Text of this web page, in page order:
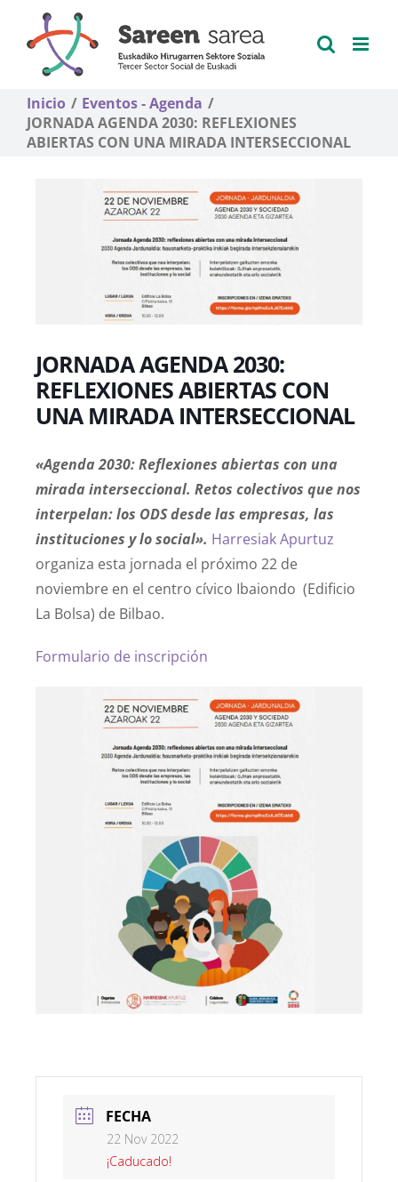
contenido
Inicio
Eventos - Agenda
JORNADA AGENDA 2030: REFLEXIONES
ABIERTAS CON UNA MIRADA INTERSECCIONAL
JORNADA AGENDA 2030:
REFLEXIONES ABIERTAS CON
UNA MIRADA INTERSECCIONAL
«Agenda 2030: Reflexiones abiertas con una
mirada interseccional. Retos colectivos que nos
interpelan: los ODS desde las empresas, las
instituciones y lo social». Harresiak Apurtuz
organiza esta jornada el próximo 22 de
noviembre en el centro cívico Ibaiondo (Edificio
La Bolsa) de Bilbao.
Formulario de inscripción
FECHA
22 Nov 2022
¡Caducado!